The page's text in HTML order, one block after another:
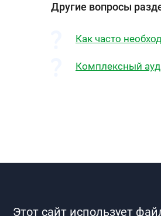
Другие вопросы
Как часто
Комплексный
Этот сайт использует